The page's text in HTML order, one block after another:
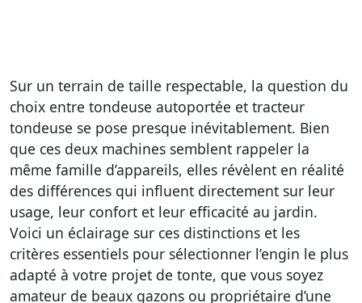
Sur un terrain de taille respectable, la question du
choix entre tondeuse autoportée et tracteur
tondeuse se pose presque inévitablement. Bien
que ces deux machines semblent rappeler la
même famille d’appareils, elles révèlent en réalité
des différences qui influent directement sur leur
usage, leur confort et leur efficacité au jardin.
Voici un éclairage sur ces distinctions et les
critères essentiels pour sélectionner l’engin le plus
adapté à votre projet de tonte, que vous soyez
amateur de beaux gazons ou propriétaire d’une